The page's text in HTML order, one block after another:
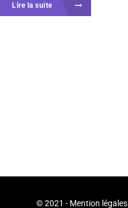
Lire la suite
© 2021 - Mention légales